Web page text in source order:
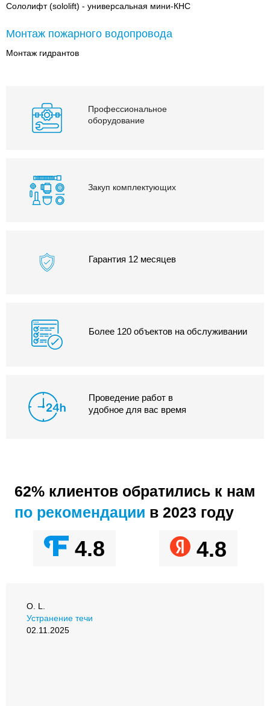
Сололифт (sololift) - универсальная мини-КНС
Монтаж пожарного водопровода
Монтаж гидрантов
Профессиональное
оборудование
Закуп комплектующих
Гарантия 12 месяцев
Более 120 объектов на обслуживании
Проведение работ в
удобное для вас время
62% клиентов обратились к нам
по рекомендации в 2023 году
4.8 4.8
О. L.
Устранение течи
02.11.2025